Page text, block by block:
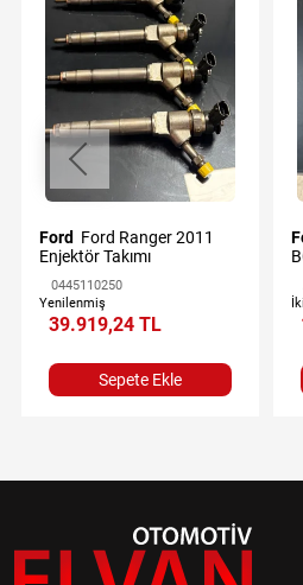
Ford
Enjektör Takımı
0445110250
Yenilenmiş
39.919,24 TL
Sepete Ekle